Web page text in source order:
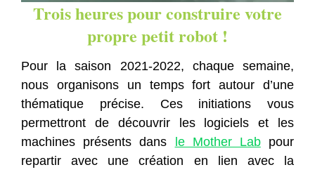
Trois heures pour construire votre
propre petit robot !
Pour la saison 2021-2022, chaque semaine,
nous organisons un temps fort autour d’une
thématique précise. Ces initiations vous
permettront de découvrir les logiciels et les
machines présents dans
le Mother Labpour
repartir avec une création en lien avec la